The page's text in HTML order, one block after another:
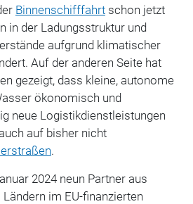
Binnenschifffahrtschon jetzt
in der Ladungsstruktur und
aufgrund klimatischer
Auf der anderen Seite hat
gezeigt, dass kleine, autonome
ökonomisch und
neue Logistikdienstleistungen
auf bisher nicht
.
2024 neun Partner aus
im EU-finanzierten